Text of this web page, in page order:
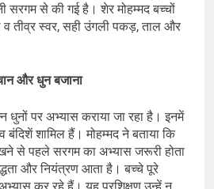
सरगम से की गई है। शेर मोहम्मद बच्चों
व तीव्र स्वर, सही उंगली पकड़, ताल और
और धुन बजाना
धुनों पर अभ्यास कराया जा रहा है। इनमें
बंदिशें शामिल हैं। मोहम्मद ने बताया कि
से पहले सरगम का अभ्यास जरूरी होता
और नियंत्रण आता है। बच्चे पूरे